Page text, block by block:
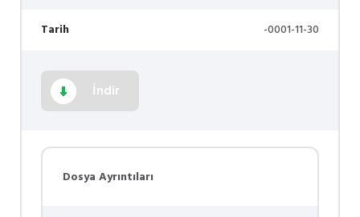
Tarih -0001-11-30
İndir
Dosya Ayrıntıları